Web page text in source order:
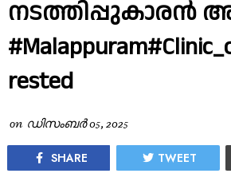
നടത്തിപ്പുകാരൻ
rested
on ഡിസംബർ 05, 2025
SHARE TWEET